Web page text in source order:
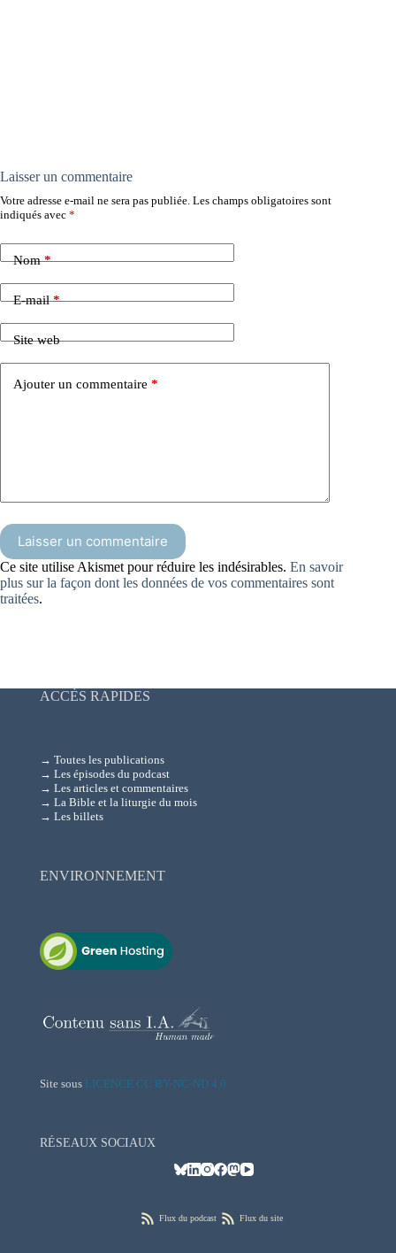
Laisser un commentaire
Votre adresse e-mail ne sera pas publiée. Les champs obligatoires sont
indiqués avec *
Nom*
E-mail*
Site web
Ajouter un commentaire *
Laisser un commentaire
Ce site utilise Akismet pour réduire les indésirables. En savoir
plus sur la façon dont les données de vos commentaires sont
traitées.
ACCÈS RAPIDES
→ Toutes les publications
→ Les épisodes du podcast
→ Les articles et commentaires
→ La Bible et la liturgie du mois
→ Les billets
ENVIRONNEMENT
Site sous LICENCE CC BY-NC-ND 4.0
RÉSEAUX SOCIAUX
Flux du podcast Flux du site